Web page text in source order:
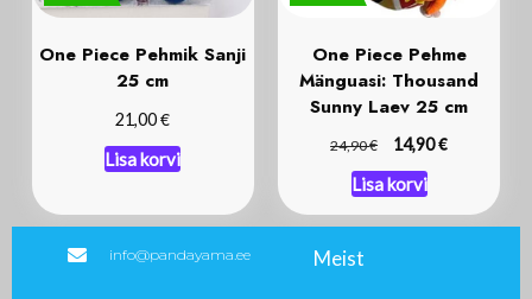
One Piece Pehmik Sanji
25 cm
21,00€
Lisa korvi
One Piece Pehme
Mänguasi: Thousand
Sunny Laev 25 cm
24,90€ 14,90€
Lisa korvi
info@pandayama.ee Meist